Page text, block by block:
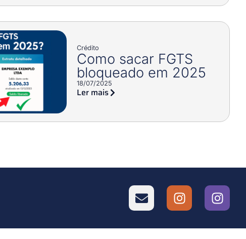
Crédito
Como sacar FGTS
bloqueado em 2025
18/07/2025
Ler mais